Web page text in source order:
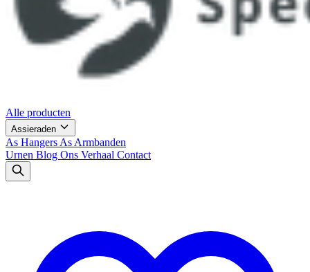
Alle producten
Assieraden
As Hangers As Armbanden
Urnen Blog Ons Verhaal Contact